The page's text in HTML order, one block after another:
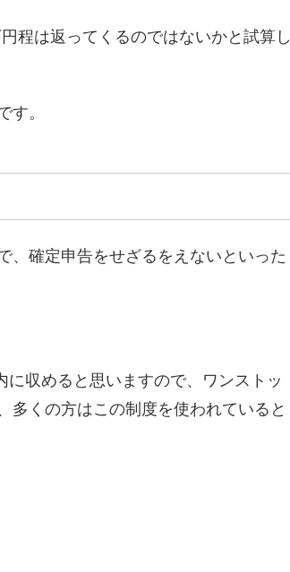
程は返ってくるのではないかと試算し
。
、確定申告をせざるをえないといった
収めると思いますので、ワンストッ
多くの方はこの制度を使われていると